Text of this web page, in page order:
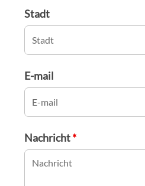
Stadt
E-mail
Nachricht*